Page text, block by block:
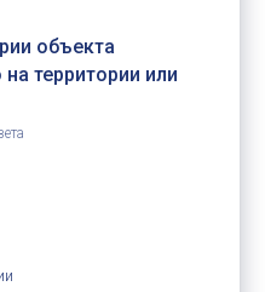
объекта
территории или